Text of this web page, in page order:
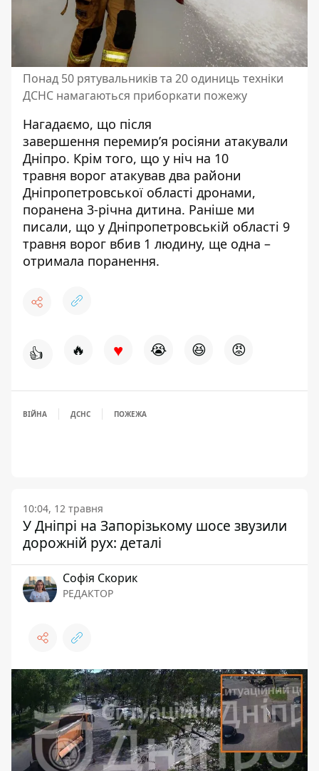
Понад 50 рятувальників та 20 одиниць техніки
ДСНС намагаються приборкати пожежу
Нагадаємо, що після
завершення перемир’я росіяни атакували
Дніпро. Крім того, що у ніч на 10
травня ворог атакував два райони
Дніпропетровської області дронами,
поранена 3-річна дитина. Раніше ми
писали, що у Дніпропетровській області 9
травня ворог вбив 1 людину, ще одна –
отримала поранення.
👍 🔥 ♥ 😭 😆 😡
ВІЙНА ДСНС ПОЖЕЖА
10:04, 12 травня
У Дніпрі на Запорізькому шосе звузили
дорожній рух: деталі
Софія Скорик
РЕДАКТОР